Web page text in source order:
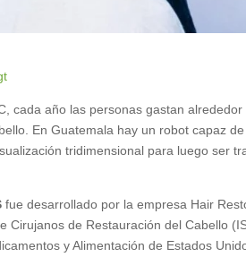
cada año las personas gastan
En Guatemala hay un robot capaz
tridimensional para luego ser
fue desarrollado por la empresa Hair
Cirujanos de Restauración del Cabello
y Alimentación de Estados